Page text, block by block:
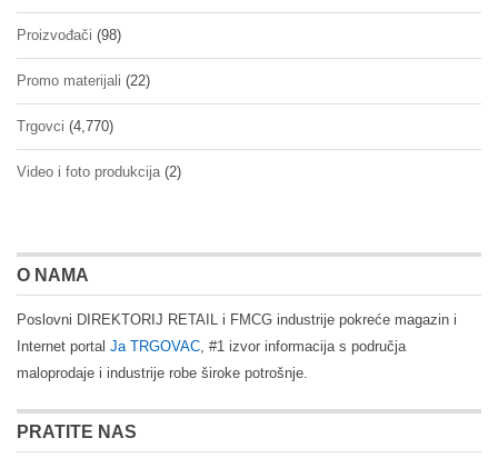
Proizvođači (98)
Promo materijali (22)
Trgovci (4,770)
Video i foto produkcija(2)
O NAMA
Poslovni DIREKTORIJ RETAIL i FMCG industrije pokreće magazin i
Internet portal Ja TRGOVAC, #1 izvor informacija s područja
maloprodaje i industrije robe široke potrošnje.
PRATITE NAS